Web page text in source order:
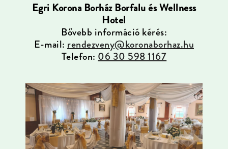
Egri Korona Borház Borfalu és Wellness
Hotel
Bővebb információ kérés:
E-mail: rendezveny@koronaborhaz.hu
Telefon:06 30 598 1167